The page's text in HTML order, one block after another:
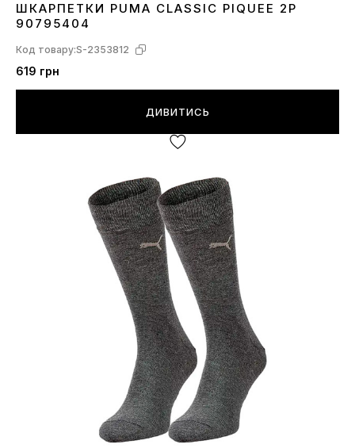
30-34 39-4243-46
ШКАРПЕТКИ PUMA CLASSIC PIQUEE 2P
90795404
Код товару:S-2353812
619 грн
ДИВИТИСЬ